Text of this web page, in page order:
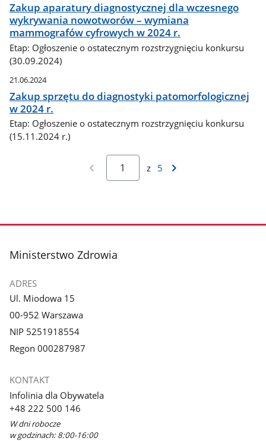
Zakup aparatury diagnostycznej dla wczesnego
wykrywania nowotworów – wymiana
mammografów cyfrowych w 2024 r.
Etap: Ogłoszenie o ostatecznym rozstrzygnięciu konkursu
(30.09.2024)
21.06.2024
Zakup sprzętu do diagnostyki patomorfologicznej
w 2024 r.
Etap: Ogłoszenie o ostatecznym rozstrzygnięciu konkursu
(15.11.2024 r.)
z 5
stopka
Ministerstwo Zdrowia
ADRES
Ul. Miodowa 15
00-952 Warszawa
NIP 5251918554
Regon 000287987
KONTAKT
Infolinia dla Obywatela
+48 222 500 146
W dni robocze
w godzinach: 8:00-16:00